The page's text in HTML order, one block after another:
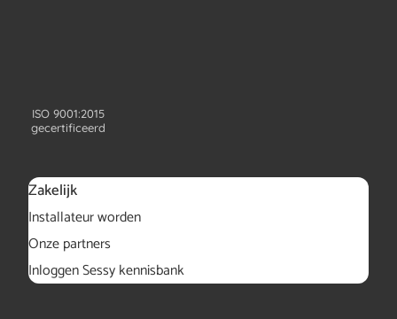
ISO 9001:2015
gecertificeerd
Zakelijk
Installateur worden
Onze partners
Inloggen Sessy kennisbank